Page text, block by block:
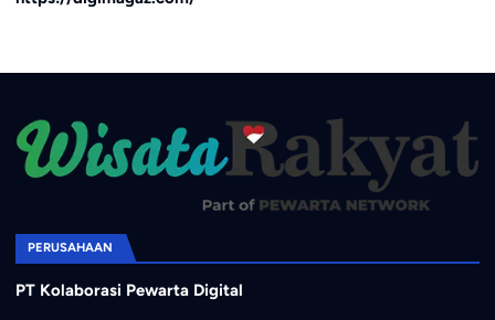
PERUSAHAAN
PT Kolaborasi Pewarta Digital